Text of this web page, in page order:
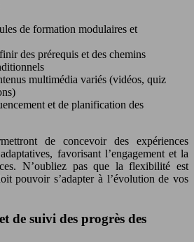
de formation modulaires et
des prérequis et des chemins
multimédia variés (vidéos, quiz
et de planification des
de concevoir des expériences
favorisant l’engagement et la
N’oubliez pas que la flexibilité est
pouvoir s’adapter à l’évolution de vos
de suivi des progrès des